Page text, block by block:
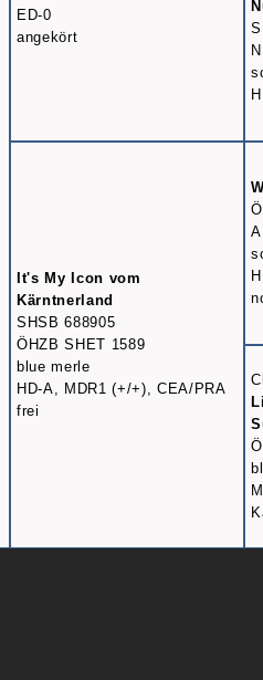
ED-0
angekört
It's My Icon vom
Kärntnerland
SHSB 688905
ÖHZB SHET 1589
blue merle
HD-A, MDR1 (+/+), CEA/PRA
frei